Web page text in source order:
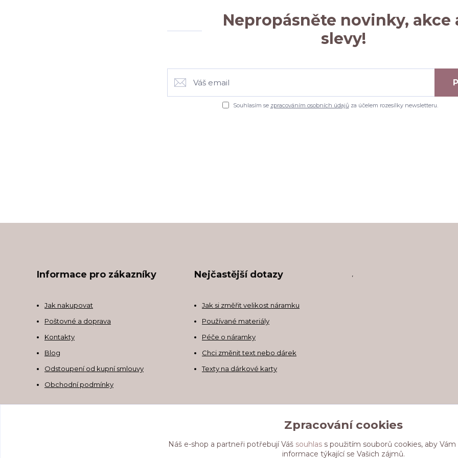
Nepropásněte novinky, akce
slevy!
Souhlasím se zpracováním osobních údajůza účelem rozesílky newsletteru.
Informace pro zákazníky
Jak nakupovat
Poštovné a doprava
Kontakty
Blog
Odstoupení od kupní smlouvy
Obchodní podmínky
Nejčastější dotazy
Jak si změřit velikost náramku
Používané materiály
Péče o náramky
Chci změnit text nebo dárek
Texty na dárkové karty
Zpracování cookies
Náš e-shop a partneři potřebují Váš souhlass použitím souborů cookies, aby
informace týkající se Vašich zájmů.